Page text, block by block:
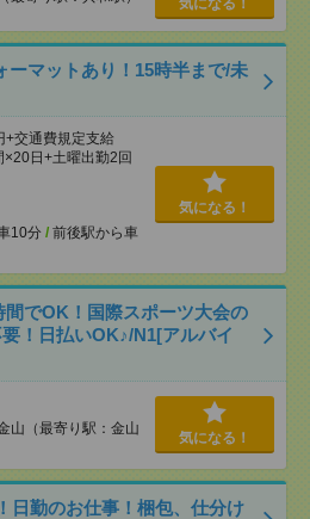
気になる！
ーマットあり！15時半まで/未
+交通費規定支給
×20日+土曜出勤2回
10分 / 前後駅から車
気になる！
でOK！国際スポーツ大会の
！日払いOK♪/N1[アルバイ
山（最寄り駅：金山
気になる！
日勤のお仕事！梱包、仕分け